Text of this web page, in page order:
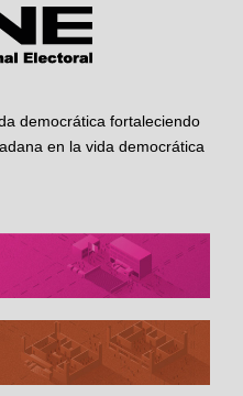
democrática fortaleciendo
en la vida democrática